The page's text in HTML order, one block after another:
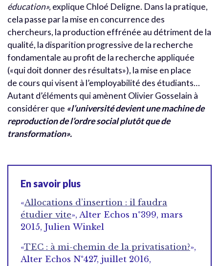
éducation»,explique Chloé Deligne. Dans la pratique,
cela passe par la mise en concurrence des
chercheurs, la production effrénée au détriment de la
qualité, la disparition progressive de la recherche
fondamentale au profit de la recherche appliquée
(«qui doit donner des résultats»), la mise en place
de cours qui visent à l’employabilité des étudiants…
Autant d’éléments qui amènent Olivier Gosselain à
considérer que «l’université devient une machine de
reproduction de l’ordre social plutôt que de
transformation».
En savoir plus
«Allocations d’insertion : il faudra
étudier vite», Alter Echos n°399, mars
2015, Julien Winkel
«TEC : à mi-chemin de la privatisation?»,
Alter Echos N°427, juillet 2016,